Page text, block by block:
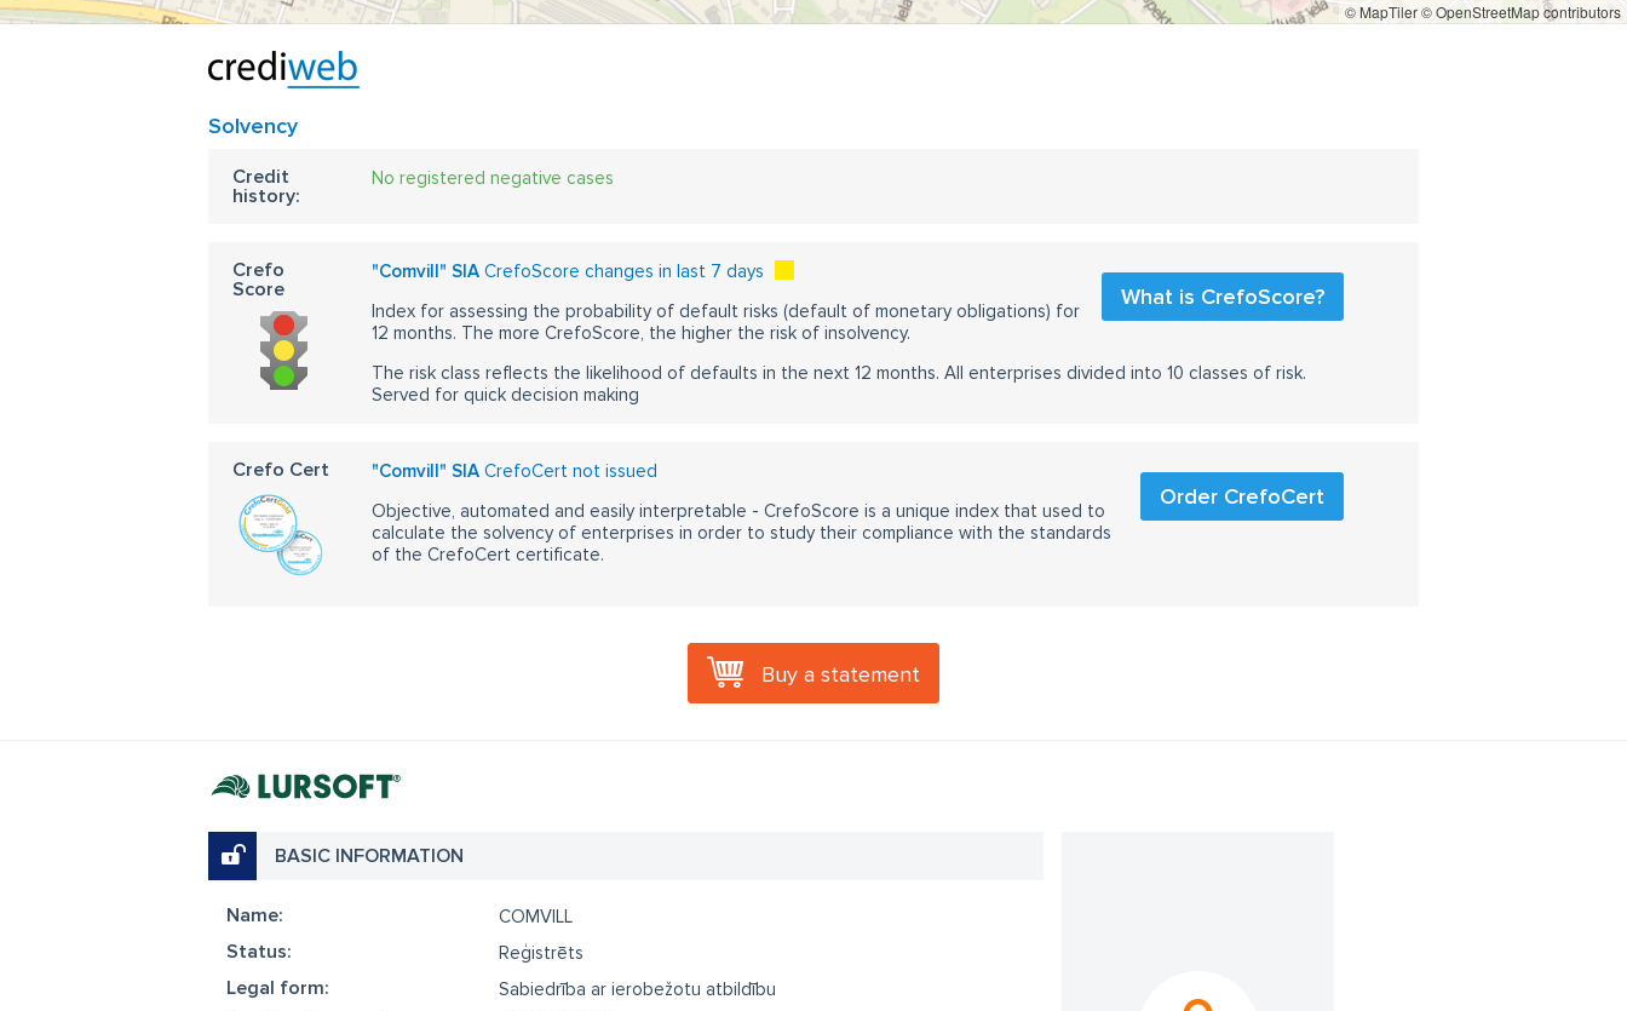
© MapTiler© OpenStreetMap contributors
Solvency
Credit
history:
No registered negative cases
Crefo
Score
"Comvill" SIA CrefoScore changes in last 7 days
What is CrefoScore?
Index for assessing the probability of default risks (default of monetary obligations) for
12 months. The more CrefoScore, the higher the risk of insolvency.
The risk class reflects the likelihood of defaults in the next 12 months. All enterprises divided into 10 classes of risk.
Served for quick decision making
Crefo Cert "Comvill" SIA CrefoCert not issued
Order CrefoCert
Objective, automated and easily interpretable - CrefoScore is a unique index that used to
calculate the solvency of enterprises in order to study their compliance with the standards
of the CrefoCert certificate.
Buy a statement
BASIC INFORMATION
Name: COMVILL
Status: Reģistrēts
Legal form: Sabiedrība ar ierobežotu atbildību